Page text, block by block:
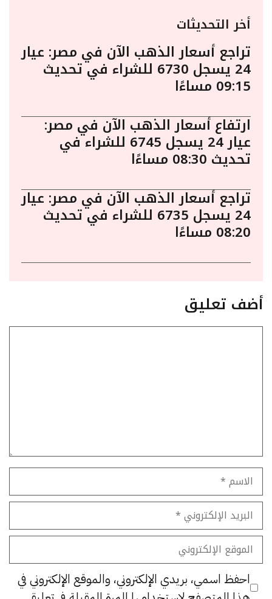
أخر التحديثات
تراجع أسعار الذهب الآن في مصر: عيار
24 يسجل 6730 للشراء في تحديث
09:15 مساءًا
ارتفاع أسعار الذهب الآن في مصر:
عيار 24 يسجل 6745 للشراء في
تحديث 08:30 مساءًا
تراجع أسعار الذهب الآن في مصر: عيار
24 يسجل 6735 للشراء في تحديث
08:20 مساءًا
أضف تعليق
الاسم
البريد
الإلكتروني
الموقع
الإلكتروني
احفظ اسمي، بريدي الإلكتروني، والموقع الإلكتروني في